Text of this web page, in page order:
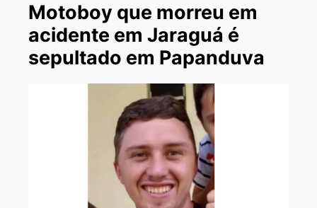
Motoboy que morreu em
acidente em Jaraguá é
sepultado em Papanduva